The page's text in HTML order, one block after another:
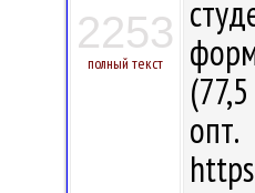
2253
полный текст